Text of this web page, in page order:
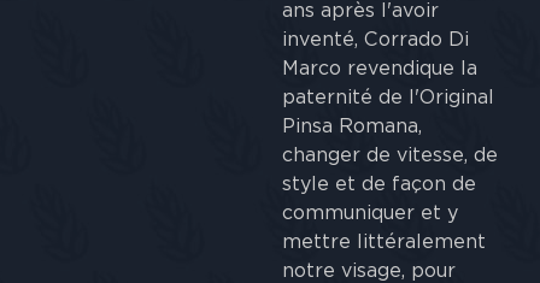
ans après l'avoir
inventé, Corrado Di
Marco revendique la
paternité de l'Original
Pinsa Romana,
changer de vitesse, de
style et de façon de
communiquer et y
mettre littéralement
notre visage, pour